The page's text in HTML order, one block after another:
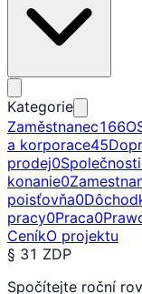
Kategorie
Zaměstnanec166
a korporace45
prodej0Společnosti
konanie0
poisťovňa0
pracy0Praca0
CeníkO projektu
§ 31 ZDP
Spočítejte roční